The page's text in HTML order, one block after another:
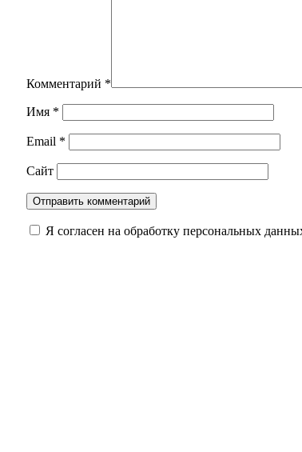
Комментарий *
Имя *
Email *
Сайт
Я согласен на обработку персональных